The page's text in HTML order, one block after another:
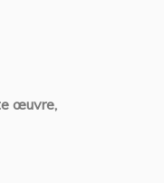
œuvre,